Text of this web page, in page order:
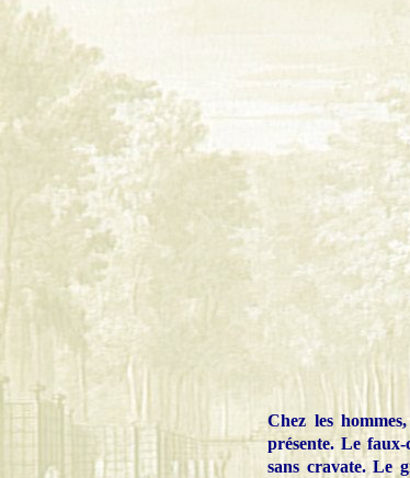
Chez les
présente. Le
sans cravate. Le